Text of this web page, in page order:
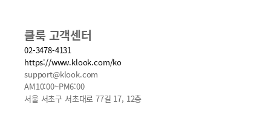
이 지급됩니다. (이메일로 예약확정 메일 전
송) 최대 할인 금액 : THB 5,000 유효기간 :
14일 후 만료. 앱에서만 사용 가능. 태국 여행
올인원 쿠폰팩 프로모션 페이지로 이동하시
면, 할인 상세정보를 확인하실 수 있습니다.
클룩 고객센터
02-3478-4131
https://www.klook.com/ko
support@klook.com
AM10:00~PM6:00
서울 서초구 서초대로 77길 17, 12층